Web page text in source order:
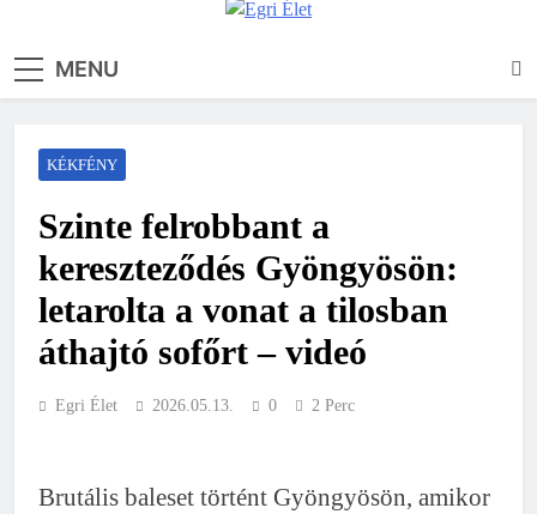
MENU
KÉKFÉNY
Szinte felrobbant a
kereszteződés Gyöngyösön:
letarolta a vonat a tilosban
áthajtó sofőrt – videó
Egri Élet 2026.05.13. 0 2 Perc
Brutális baleset történt Gyöngyösön, amikor